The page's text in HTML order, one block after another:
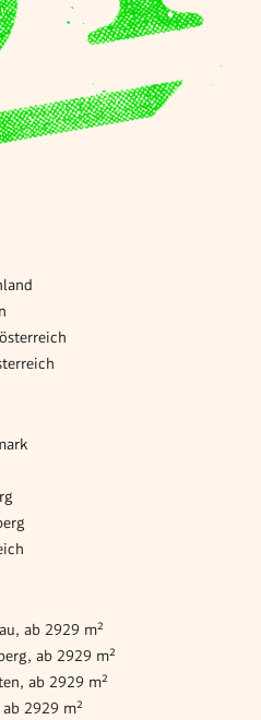
ab 2929 m²
ab 2929 m²
ab 2929 m²
2929 m²